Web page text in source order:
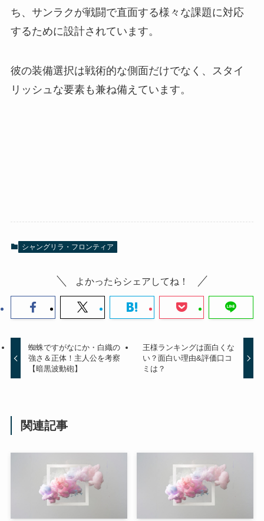
ち、サンラクが戦闘で直面する様々な課題に対応
するために設計されています。
彼の装備選択は戦術的な側面だけでなく、スタイ
リッシュな要素も兼ね備えています。
シャングリラ・フロンティア
よかったらシェアしてね！
蜘蛛ですがなにか・白織の
強さ＆正体！主人公を考察
【暗黒波動砲】
王様ランキングは面白くな
い？面白い理由&評価口コ
ミは？
関連記事